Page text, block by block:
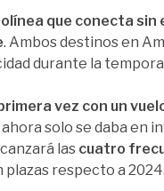
que conecta sin
. Ambos destinos en
durante la
vez con un
solo se daba en
las cuatro
respecto a 2024.